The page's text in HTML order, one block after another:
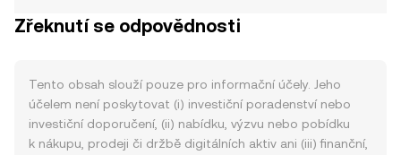
Zřeknutí se odpovědnosti
Tento obsah slouží pouze pro informační účely. Jeho
účelem není poskytovat (i) investiční poradenství nebo
investiční doporučení, (ii) nabídku, výzvu nebo pobídku
k nákupu, prodeji či držbě digitálních aktiv ani (iii) finanční,